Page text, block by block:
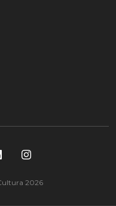
2026